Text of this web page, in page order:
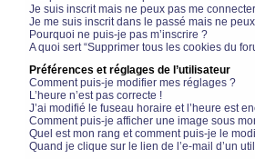
Je suis inscrit mais ne peux pas me
Je me suis inscrit dans le passé mais ne
Pourquoi ne puis-je pas m’inscrire ?
A quoi sert “Supprimer tous les cookies du
Préférences et réglages de l’utilisateur
Comment puis-je modifier mes réglages ?
L’heure n’est pas correcte !
J’ai modifié le fuseau horaire et l’heure est
Comment puis-je afficher une image sous
Quel est mon rang et comment puis-je le
Quand je clique sur le lien de l’e-mail d’un